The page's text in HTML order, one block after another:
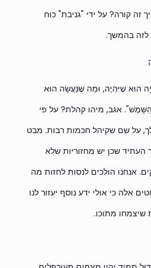
זה קורה? על ידי "גניבת" כוח
לזה בהמשך.
הוּא שֶׁיִּהְיֶה, וּמַה שֶּׁנַּעֲשָׂה הוּא
אגב, מיהו קהלת? על פי
על שם שקיהל חכמות רבות. מבט
העתיד שכן יש מחזוריות שלא
אנחנו הולכים לנסות לחזות מה
אלה כי אולי ידע נוסף יעזור לנו
שיצמחו מתוכו.